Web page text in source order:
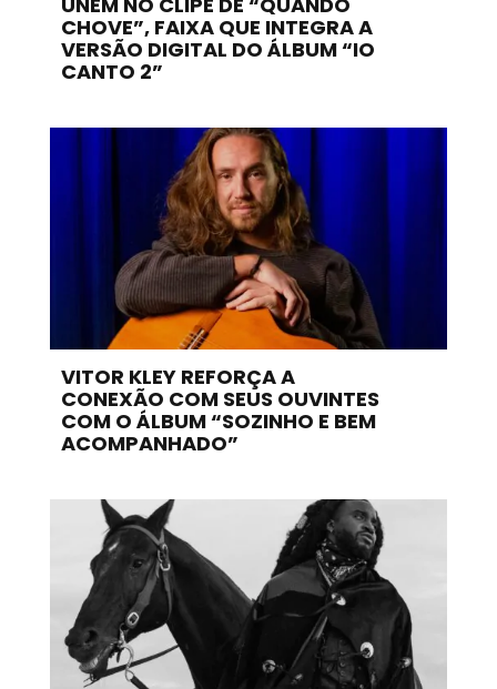
CHOVE”, FAIXA QUE INTEGRA A
VERSÃO DIGITAL DO ÁLBUM “IO
CANTO 2”
VITOR KLEY REFORÇA A
CONEXÃO COM SEUS OUVINTES
COM O ÁLBUM “SOZINHO E BEM
ACOMPANHADO”